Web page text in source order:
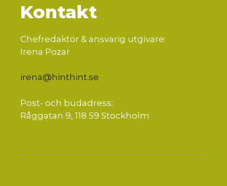
Kontakt
Chefredaktör & ansvarig utgivare:
Irena Pozar
irena@hinthint.se
Post- och budadress:
Råggatan 9, 118 59 Stockholm